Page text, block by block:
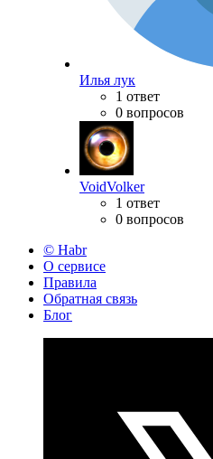
Илья лук
1 ответ
0 вопросов
VoidVolker
1 ответ
0 вопросов
© Habr
О сервисе
Правила
Обратная связь
Блог